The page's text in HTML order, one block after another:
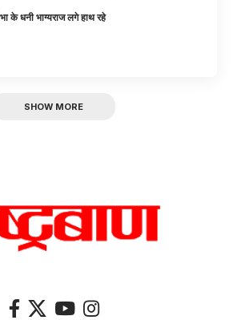
के धनी भाग्यराज लगे हाथ रहे
SHOW MORE